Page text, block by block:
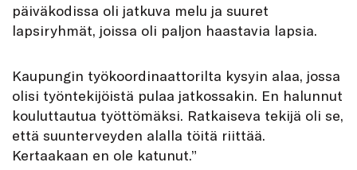
päiväkodissa oli jatkuva melu ja suuret
lapsiryhmät, joissa oli paljon haastavia lapsia.
Kaupungin työkoordinaattorilta kysyin alaa, jossa
olisi työntekijöistä pulaa jatkossakin. En halunnut
kouluttautua työttömäksi. Ratkaiseva tekijä oli se,
että suunterveyden alalla töitä riittää.
Kertaakaan en ole katunut.”